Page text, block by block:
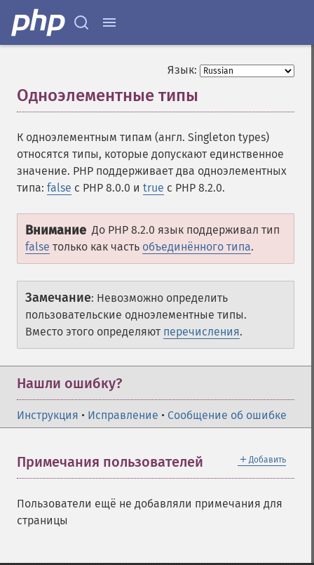
Язык:
Одноэлементные типы
К одноэлементным типам (англ. Singleton types)
относятся типы, которые допускают единственное
значение. PHP поддерживает два одноэлементных
типа: false с PHP 8.0.0 и true с PHP 8.2.0.
Внимание До PHP 8.2.0 язык поддерживал тип
false только как часть объединённого типа.
Замечание: Невозможно определить
пользовательские одноэлементные типы.
Вместо этого определяют перечисления.
Нашли ошибку?
Инструкция • Исправление • Сообщение об ошибке
＋ Добавить
Примечания пользователей
Пользователи ещё не добавляли примечания для
страницы